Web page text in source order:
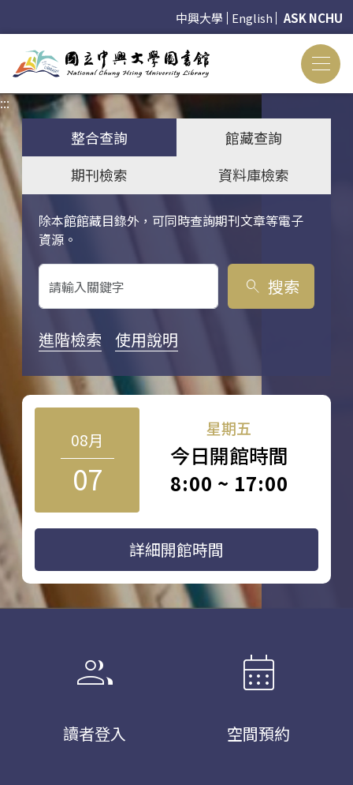
中興大學 English ASK NCHU
:::
整合查詢
館藏查詢
期刊檢索
資料庫檢索
除本館館藏目錄外，可同時查詢期刊文章等電子
資源。
關鍵字搜尋
search 搜索
進階檢索 使用說明
08月
07
星期五
今日開館時間
8:00 ~ 17:00
詳細開館時間
group
讀者登入
calendar_month
空間預約